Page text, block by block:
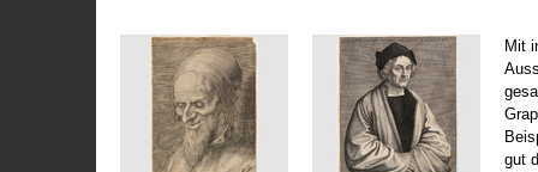
Mit
gut